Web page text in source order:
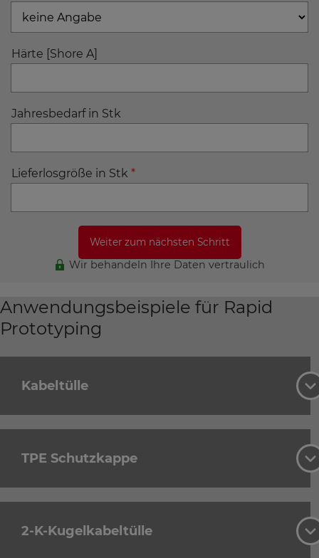
Härte [Shore A]
Jahresbedarf in Stk
Lieferlosgröße in Stk *
Wir behandeln Ihre Daten vertraulich
Anwendungsbeispiele für Rapid
Prototyping
Kabeltülle
TPE Schutzkappe
2-K-Kugelkabeltülle